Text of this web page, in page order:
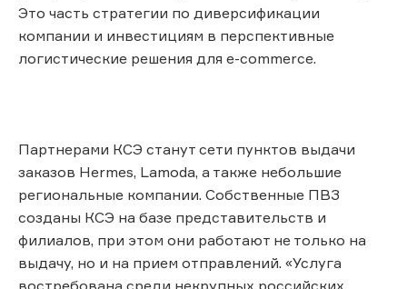
Это часть стратегии по диверсификации
компании и инвестициям в перспективные
логистические решения для e-commerce.
Партнерами КСЭ станут сети пунктов выдачи
заказов Hermes, Lamoda, а также небольшие
региональные компании. Собственные ПВЗ
созданы КСЭ на базе представительств и
филиалов, при этом они работают не только на
выдачу, но и на прием отправлений. «Услуга
востребована среди некрупных российских